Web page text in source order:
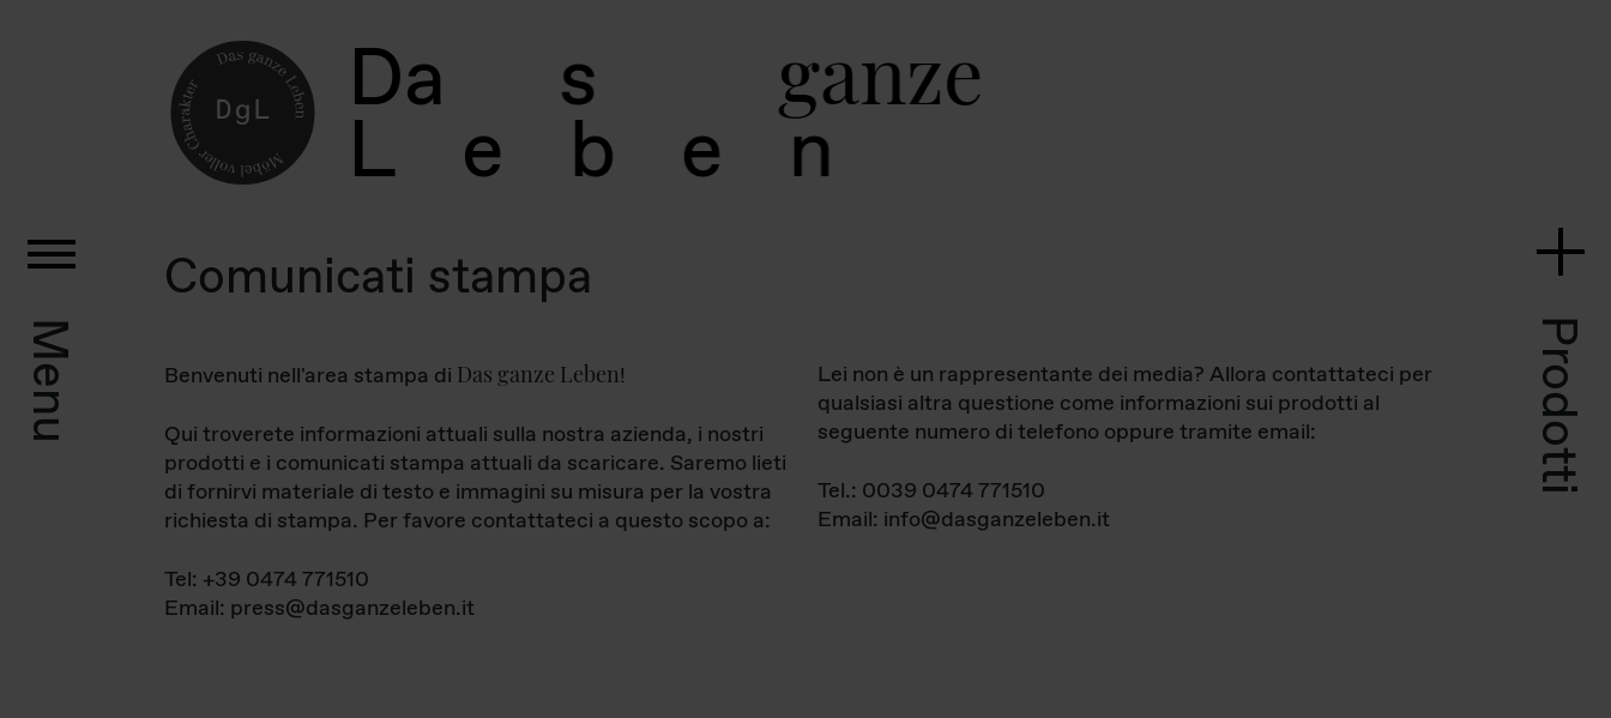
Da s ganz
L e b e
Menu Prodotti
Comunicati stampa
Benvenuti nell'area stampa di Das ganze Leben!
Qui troverete informazioni attuali sulla nostra azienda, i nostri
prodotti e i comunicati stampa attuali da scaricare. Saremo lieti
di fornirvi materiale di testo e immagini su misura per la vostra
richiesta di stampa. Per favore contattateci a questo scopo a:
Tel: +39 0474 771510
Email: press@dasganzeleben.it
Lei non è un rappresentante dei media? Allora contattateci per
qualsiasi altra questione come informazioni sui prodotti al
seguente numero di telefono oppure tramite email:
Tel.: 0039 0474 771510
Email: info@dasganzeleben.it